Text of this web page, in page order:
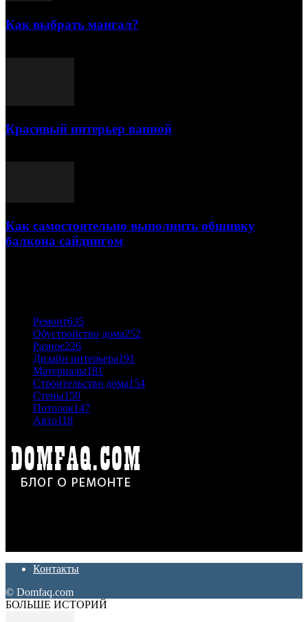
Как выбрать мангал?
Красивый интерьер ванной
Как самостоятельно выполнить обшивку
балкона сайдингом
Ремонт635
Обустройство дома252
Разное226
Дизайн интерьера191
Материалы181
Строительство дома154
Стены150
Потолок147
Авто118
Контакты
© Domfaq.com
БОЛЬШЕ ИСТОРИЙ